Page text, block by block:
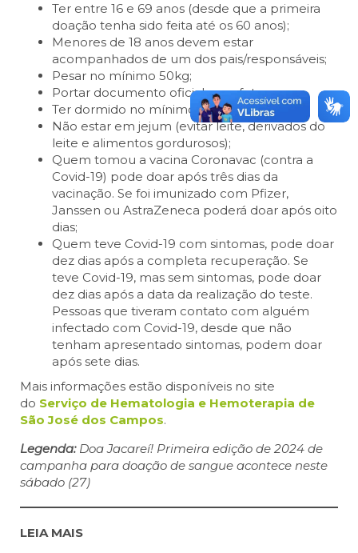
Ter entre 16 e 69 anos (desde que a primeira
doação tenha sido feita até os 60 anos);
Menores de 18 anos devem estar
acompanhados de um dos pais/responsáveis;
Pesar no mínimo 50kg;
Portar documento oficial com foto;
Ter dormido no mínimo 6 horas;
Não estar em jejum (evitar leite, derivados do
leite e alimentos gordurosos);
Quem tomou a vacina Coronavac (contra a
Covid-19) pode doar após três dias da
vacinação. Se foi imunizado com Pfizer,
Janssen ou AstraZeneca poderá doar após oito
dias;
Quem teve Covid-19 com sintomas, pode doar
dez dias após a completa recuperação. Se
teve Covid-19, mas sem sintomas, pode doar
dez dias após a data da realização do teste.
Pessoas que tiveram contato com alguém
infectado com Covid-19, desde que não
tenham apresentado sintomas, podem doar
após sete dias.
Mais informações estão disponíveis no site
do Serviço de Hematologia e Hemoterapia de
São José dos Campos.
Legenda:Doa Jacareí! Primeira edição de 2024 de
campanha para doação de sangue acontece neste
sábado (27)
LEIA MAIS